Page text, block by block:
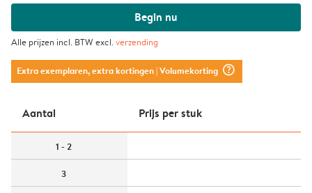
Begin nu
Alle prijzen incl. BTW excl.verzending
Extra exemplaren, extra kortingen| Volumekorting question_mark_circle
Aantal Prijs per stuk
1 - 2
3